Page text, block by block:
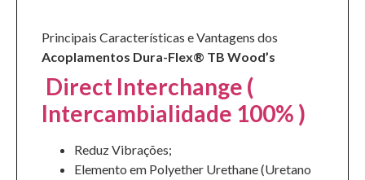
Principais Características e Vantagens dos
Acoplamentos Dura-Flex® TB Wood’s
Direct Interchange (
Intercambialidade 100% )
Reduz Vibrações;
Elemento em Polyether Urethane (Uretano